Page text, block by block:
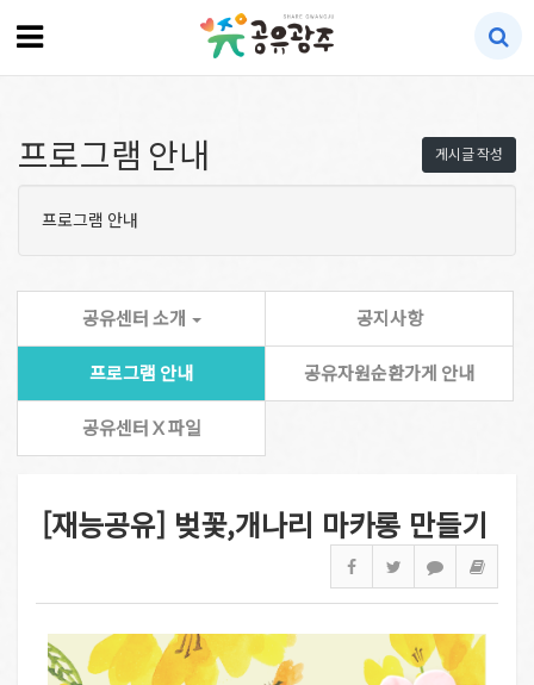
게시글 작성
프로그램 안내
프로그램 안내
공유센터 소개 공지사항
프로그램 안내 공유자원순환가게 안내
공유센터 X 파일
[재능공유] 벚꽃,개나리 마카롱 만들기